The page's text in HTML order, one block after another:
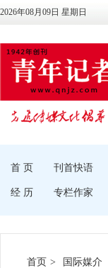
2026年08月09日 星期日
首 页 刊首快语
经 历 专栏作家
首页 > 国际媒介